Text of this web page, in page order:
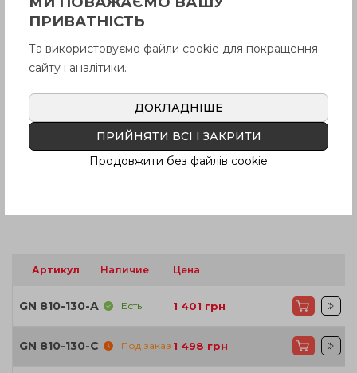
Описание
Вопрос о продукции
Инструкция (pdf.)
Артикул Наличие Цена
GN 810-130-A Есть 1 401 грн
GN 810-130-C Под заказ 1 498 грн
ПРИВАТНІСТЬ
Та використовуємо файли cookie для покращення
сайту і аналітики.
ДОКЛАДНІШЕ
ПРИЙНЯТИ ВСІ І ЗАКРИТИ
Продовжити без файлів cookie